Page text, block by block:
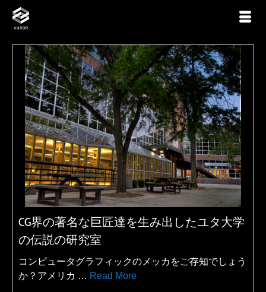
CG界の著名な巨匠達を生み出したユタ大学
の伝説の研究室
コンピュータグラフィックのメッカをご存知でしょう
か？アメリカ … Read More